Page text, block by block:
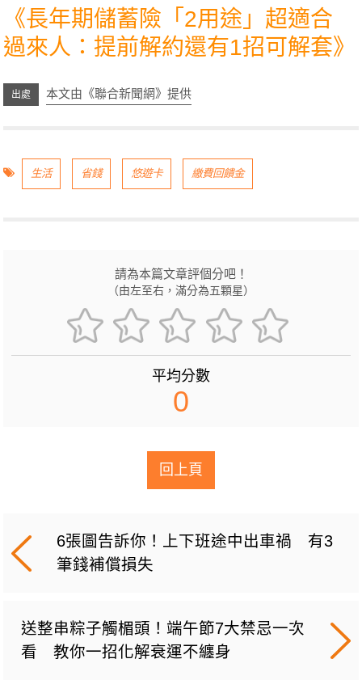
《長年期儲蓄險「2用途」超適合
過來人：提前解約還有1招可解套》
本文由《聯合新聞網》提供
生活 省錢 悠遊卡 繳費回饋金
請為本篇文章評個分吧！
（由左至右，滿分為五顆星）
平均分數
0
回上頁
6張圖告訴你！上下班途中出車禍 有3
筆錢補償損失
送整串粽子觸楣頭！端午節7大禁忌一次
看 教你一招化解衰運不纏身